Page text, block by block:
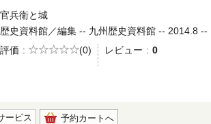
兵衛と城
史資料館／編集 -- 九州歴史資料館 -- 2014.8 --
価
5段階評価
(0) レビュー 0
ービス 予約カートへ